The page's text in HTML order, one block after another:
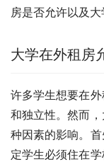
房是否允许以及大
大学在外租房
许多学生想要在
和独立性。然而
种因素的影响。
定学生必须住在